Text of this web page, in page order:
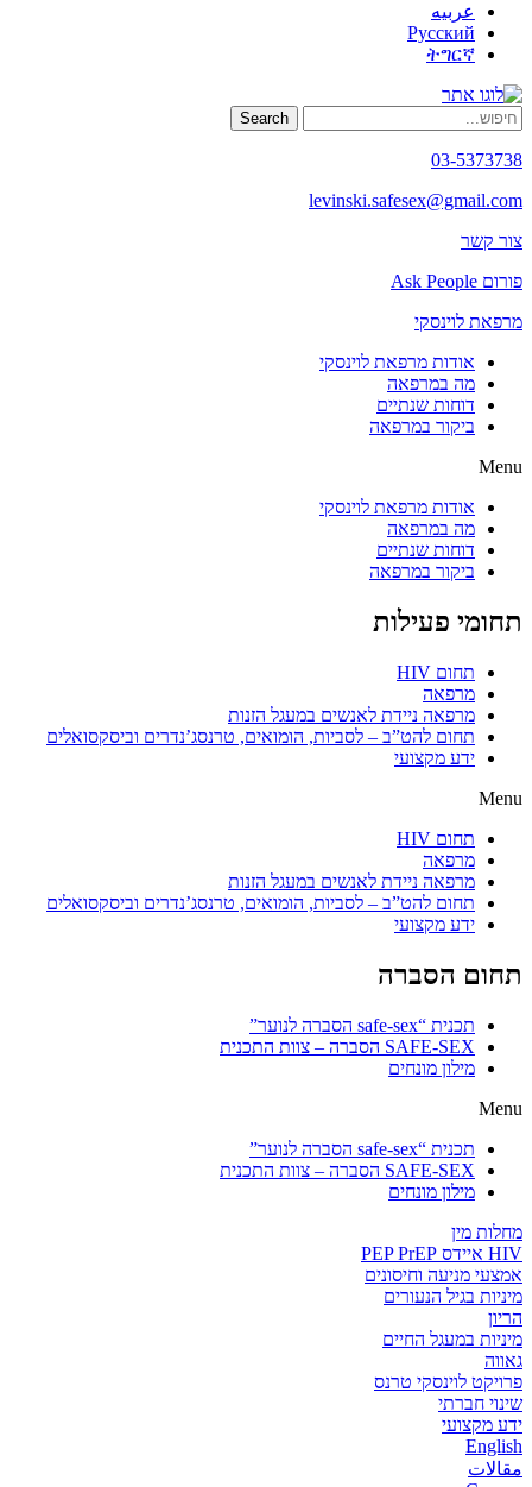
عربيه
Русский
ትግርኛ
Search
03-5373738
levinski.safesex@gmail.com
צור קשר
פורום Ask People
מרפאת לוינסקי
אודות מרפאת לוינסקי
מה במרפאה
דוחות שנתיים
ביקור במרפאה
Menu
אודות מרפאת לוינסקי
מה במרפאה
דוחות שנתיים
ביקור במרפאה
תחומי פעילות
תחום HIV
מרפאה
מרפאה ניידת לאנשים במעגל הזנות
תחום להט”ב – לסביות, הומואים, טרנסג’נדרים וביסקסואלים
ידע מקצועי
Menu
תחום HIV
מרפאה
מרפאה ניידת לאנשים במעגל הזנות
תחום להט”ב – לסביות, הומואים, טרנסג’נדרים וביסקסואלים
ידע מקצועי
תחום הסברה
תכנית “safe-sex הסברה לנוער”
SAFE-SEX הסברה – צוות התכנית
מילון מונחים
Menu
תכנית “safe-sex הסברה לנוער”
SAFE-SEX הסברה – צוות התכנית
מילון מונחים
מחלות מין
HIV איידס PEP PrEP
אמצעי מניעה וחיסונים
מיניות בגיל הנעורים
הריון
מיניות במעגל החיים
גאווה
פרויקט לוינסקי טרנס
שינוי חברתי
ידע מקצועי
English
مقالات